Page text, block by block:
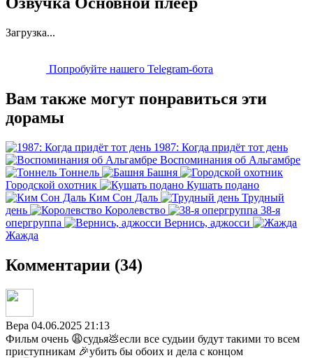
Загрузка...
Попробуйте нашего Telegram-бота
Вам также могут понравиться эти
дорамы
1987: Когда придёт тот день
Воспоминания об Альгамбре
Тоннель
Башня
Городской охотник
Кушать подано
Ким Сон Даль
Трудный
день
Королевство
38-я
опергруппа
Вернись, аджосси
Жажда
Комментарии (34)
Вера 04.06.2025 21:13
Фильм очень 😩судья💩если все судьии будут такими то всем
приступникам 🎉убить бы обоих и дела с концом